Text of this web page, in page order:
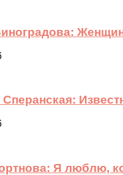
Сперанская:
Я люблю,